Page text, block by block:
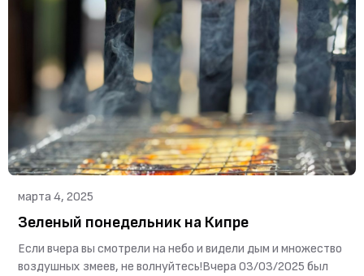
марта 4, 2025
Зеленый понедельник на Кипре
Если вчера вы смотрели на небо и видели дым и множество
воздушных змеев, не волнуйтесь!Вчера 03/03/2025 был